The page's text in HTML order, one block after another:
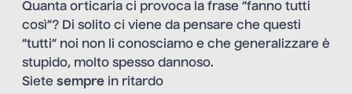
Quanta orticaria ci provoca la frase “fanno tutti
così”? Di solito ci viene da pensare che questi
“tutti” noi non li conosciamo e che generalizzare è
stupido, molto spesso dannoso.
Siete sempre in ritardo